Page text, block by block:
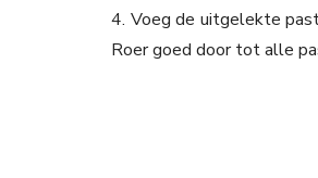
4. Voeg de uitgelekte
Roer goed door tot alle